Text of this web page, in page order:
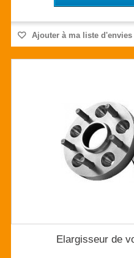
Ajouter à ma liste d'envies
Elargisseur de